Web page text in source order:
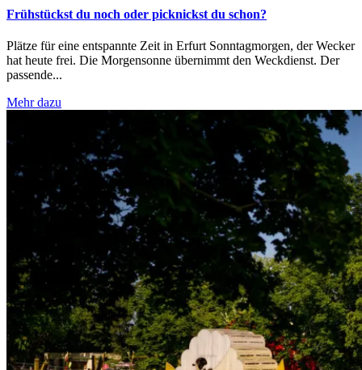
Frühstückst du noch oder picknickst du schon?
Plätze für eine entspannte Zeit in Erfurt Sonntagmorgen, der Wecker
hat heute frei. Die Morgensonne übernimmt den Weckdienst. Der
passende...
Mehr dazu